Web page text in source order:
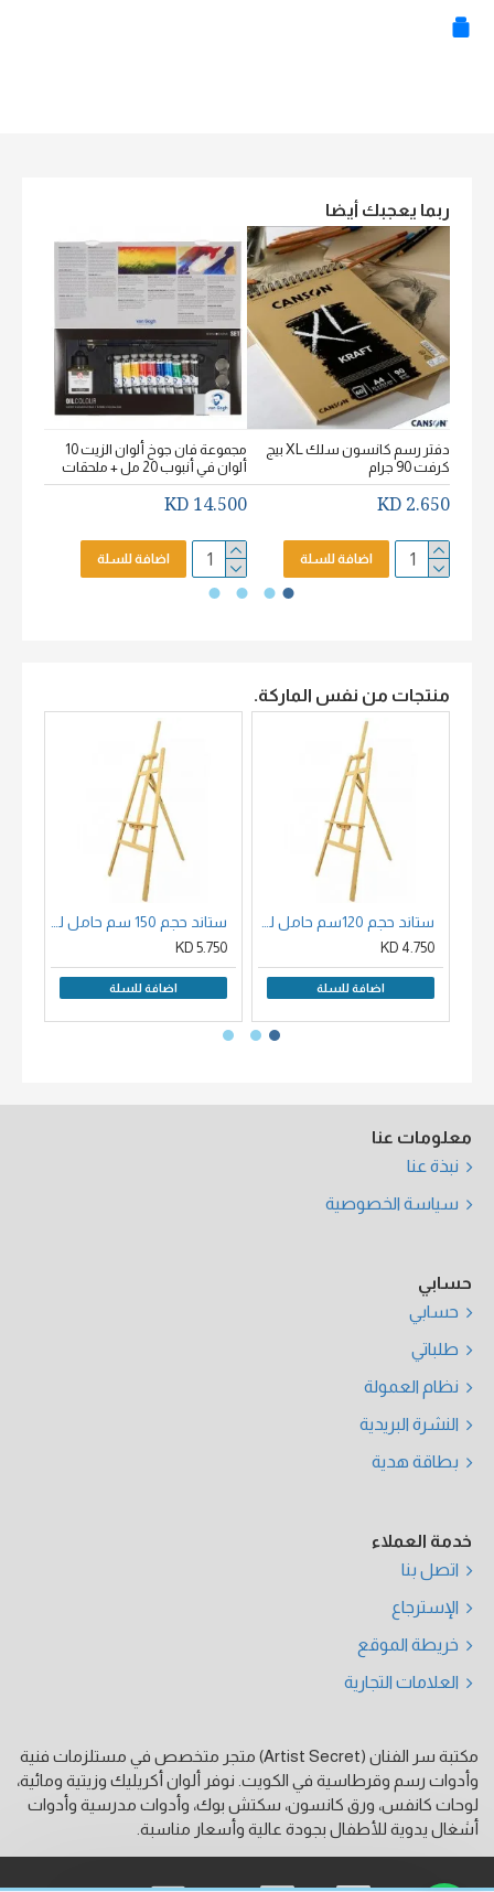
ربما يعجبك أيضا
دفتر رسم كانسون سلك XL بيج
كرفت 90 جرام
2.650 KD
اضافة للسلة
مجموعة فان جوخ ألوان الزيت 10
ألوان في أنبوب 20 مل + ملحقات
14.500 KD
اضافة للسلة
منتجات من نفس الماركة.
4.750 KD
اضافة للسلة
5.750 KD
اضافة للسلة
معلومات عنا
نبذة عنا
سياسة الخصوصية
حسابي
حسابي
طلباتي
نظام العمولة
النشرة البريدية
بطاقة هدية
خدمة العملاء
اتصل بنا
الإسترجاع
خريطة الموقع
العلامات التجارية
مكتبة سر الفنان (Artist Secret) متجر متخصص في مستلزمات فنية
وأدوات رسم وقرطاسية في الكويت. نوفر ألوان أكريليك وزيتية ومائية،
لوحات كانفس، ورق كانسون، سكتش بوك، وأدوات مدرسية وأدوات
أشغال يدوية للأطفال بجودة عالية وأسعار مناسبة.